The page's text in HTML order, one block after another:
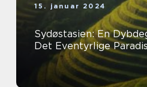
15. januar 2024
Sydøstasien: En
Det Eventyrlige Paradis